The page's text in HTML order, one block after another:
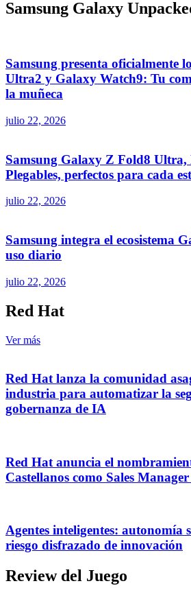
Samsung Galaxy
Samsung presenta oficialmente
Ultra2 y Galaxy Watch9: Tu
la muñeca
julio 22, 2026
Samsung Galaxy Z Fold8
Plegables, perfectos para cada
julio 22, 2026
Samsung integra el ecosistema
uso diario
julio 22, 2026
Red Hat
Ver más
Red Hat lanza la comunidad
industria para automatizar la
gobernanza de IA
Red Hat anuncia el
Castellanos como Sales
Agentes inteligentes: autonomía
riesgo disfrazado de innovación
Review del Juego